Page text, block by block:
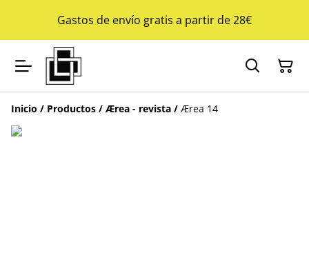
Gastos de envío gratis a partir de 28€
Inicio / Productos / Ærea - revista / Ærea 14